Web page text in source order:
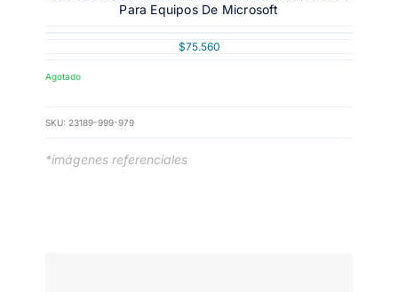
Para Equipos De Microsoft
$75.560
Agotado
SKU: 23189-999-979
*imágenes referenciales